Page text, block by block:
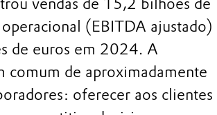
(EBITDA ajustado)
de euros em 2024. A
comum de aproximadamente
oferecer aos clientes